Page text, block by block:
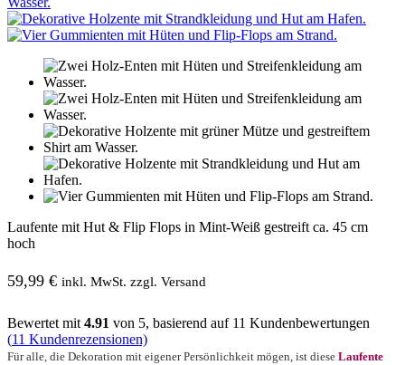
Laufente mit Hut & Flip Flops in Mint-Weiß gestreift ca. 45 cm
hoch
59,99 € inkl. MwSt. zzgl. Versand
Bewertet mit 4.91 von 5, basierend auf 11 Kundenbewertungen
(11 Kundenrezensionen)
Für alle, die Dekoration mit eigener Persönlichkeit mögen, ist diese Laufente